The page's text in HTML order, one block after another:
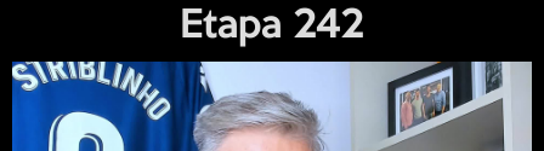
Etapa 242